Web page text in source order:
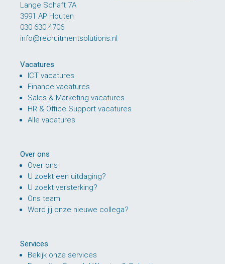
Lange Schaft 7A
3991 AP Houten
030 630 4706
info@recruitmentsolutions.nl
Vacatures
ICT vacatures
Finance vacatures
Sales & Marketing vacatures
HR & Office Support vacatures
Alle vacatures
Over ons
Over ons
U zoekt een uitdaging?
U zoekt versterking?
Ons team
Word jij onze nieuwe collega?
Services
Bekijk onze services